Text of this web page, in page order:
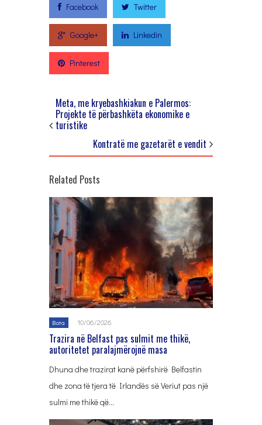
Facebook Twitter
Google+ Linkedin
Pinterest
Meta, me kryebashkiakun e Palermos:
Projekte të përbashkëta ekonomike e
turistike
Kontratë me gazetarët e vendit
Related Posts
Bota 10/06/2026
Trazira në Belfast pas sulmit me thikë,
autoritetet paralajmërojnë masa
Dhuna dhe trazirat kanë përfshirë Belfastin
dhe zona të tjera të Irlandës së Veriut pas një
sulmi me thikë që…